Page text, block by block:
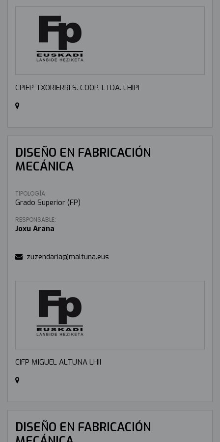
CPIFP TXORIERRI S. COOP. LTDA. LHIPI
DISEÑO EN FABRICACIÓN
MECÁNICA
TIPOLOGÍA:
Grado Superior (FP)
RESPONSABLE:
Joxu Arana
zuzendaria@maltuna.eus
CIFP MIGUEL ALTUNA LHII
DISEÑO EN FABRICACIÓN